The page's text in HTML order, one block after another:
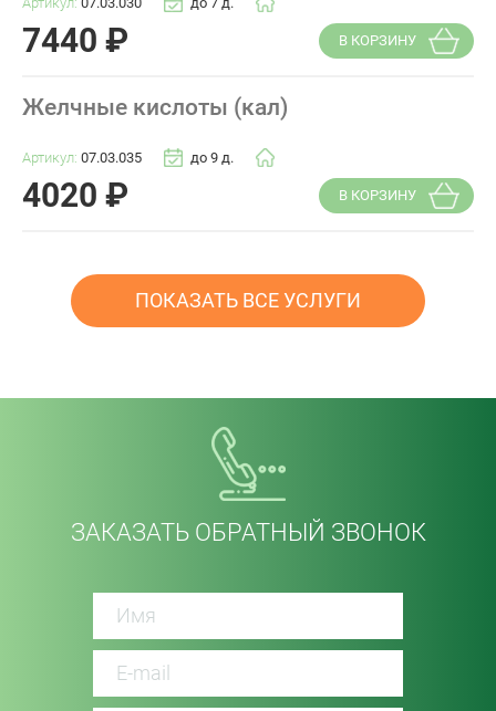
7440 ₽ В КОРЗИНУ
Желчные кислоты (кал)
Артикул: 07.03.035 до 9 д.
4020 ₽ В КОРЗИНУ
ПОКАЗАТЬ ВСЕ УСЛУГИ
ЗАКАЗАТЬ ОБРАТНЫЙ ЗВОНОК